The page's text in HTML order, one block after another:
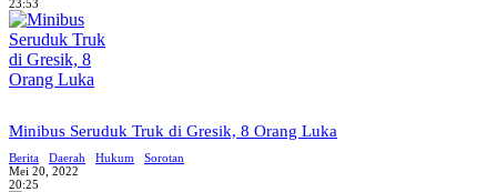
23:53
Minibus Seruduk Truk di Gresik, 8 Orang Luka
Berita Daerah Hukum
Sorotan
Mei 20, 2022
20:25